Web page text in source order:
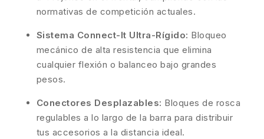
normativas de competición actuales.
Sistema Connect-It Ultra-Rígido: Bloqueo
mecánico de alta resistencia que elimina
cualquier flexión o balanceo bajo grandes
pesos.
Conectores Desplazables: Bloques de rosca
regulables a lo largo de la barra para distribuir
tus accesorios a la distancia ideal.